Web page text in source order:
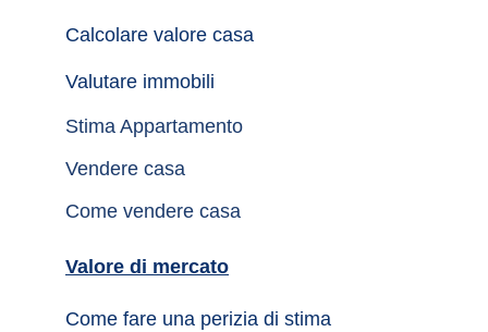
Valore di mercato
Come fare una perizia di stima
Stima Appartamento
Vendere casa
Come vendere casa
Calcolare valore casa
Valutare immobili